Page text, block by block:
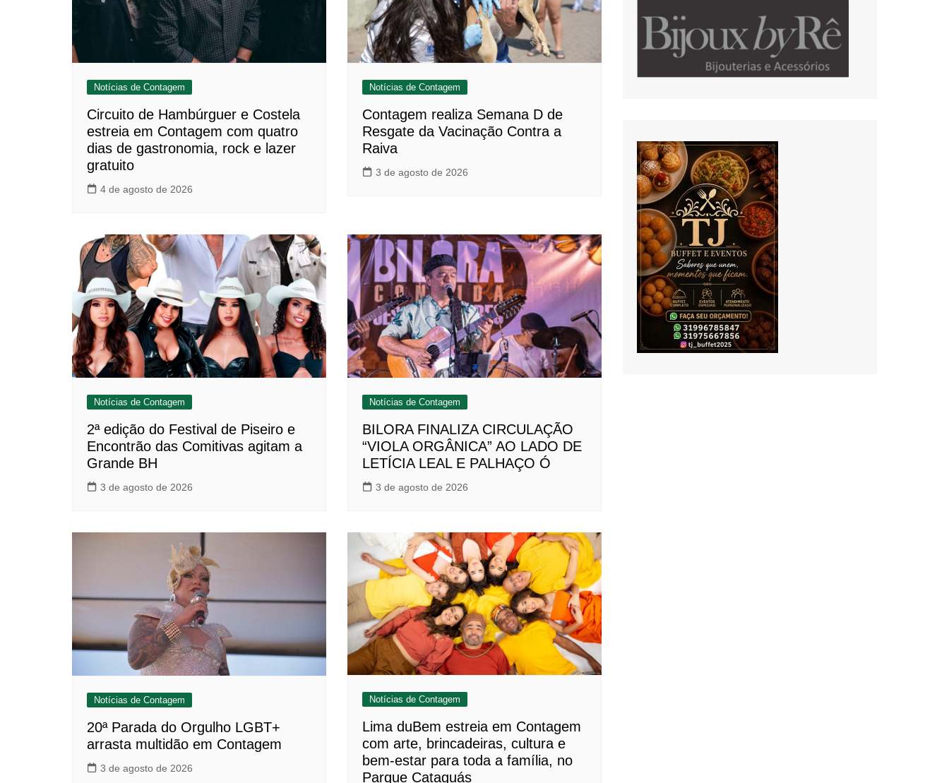
Notícias de Contagem
Circuito de Hambúrguer e Costela
estreia em Contagem com quatro
dias de gastronomia, rock e lazer
gratuito
4 de agosto de 2026
Notícias de Contagem
Contagem realiza Semana D de
Resgate da Vacinação Contra a
Raiva
3 de agosto de 2026
Notícias de Contagem
2ª edição do Festival de Piseiro e
Encontrão das Comitivas agitam a
Grande BH
3 de agosto de 2026
Notícias de Contagem
BILORA FINALIZA CIRCULAÇÃO
“VIOLA ORGÂNICA” AO LADO DE
LETÍCIA LEAL E PALHAÇO Ó
3 de agosto de 2026
Notícias de Contagem
20ª Parada do Orgulho LGBT+
arrasta multidão em Contagem
3 de agosto de 2026
Notícias de Contagem
Lima duBem estreia em Contagem
com arte, brincadeiras, cultura e
bem-estar para toda a família, no
Parque Cataguás